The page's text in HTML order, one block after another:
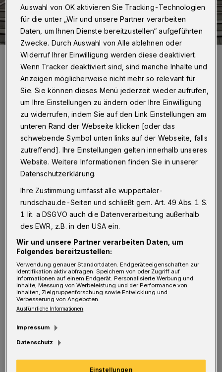
Auf der Treppe vor der BUndesbahndirektion könnte in Zukunft
von Roderich Trapp
F ür das, was am Döppersberg entstehen
soll, fand Uni-Kanzler Roland Kischkel
heute (1. Februar 2021) bei einer
Pressekonferenz aller Beteiligten im Barmer
Rathaus das schöne Bild einer „WG“, die sich
unter dem Dach des historischen Komplexes
in Wuppertaler Bestlage gründen soll.
Ankermieter wäre dabei die Stadt, die auf
10.000 Quadratmetern Fläche 790 Mitarbeiter
aus mehreren Ämtern zusammenziehen und
damit eine neue zentrale Service-Anlaufstelle
für Bürger schaffen will. Konkret sollen das
bisher am Steinweg in Barmen ansässige
Einwohnermeldeamt (ausgenommen die
Auswahl von OK aktivieren Sie Tracking-Technologien
für die unter „Wir und unsere Partner verarbeiten
Daten, um Ihnen Dienste bereitzustellen“ aufgeführten
Zwecke. Durch Auswahl von Alle ablehnen oder
Widerruf Ihrer Einwilligung werden diese deaktiviert.
Wenn Tracker deaktiviert sind, sind manche Inhalte und
Anzeigen möglicherweise nicht mehr so relevant für
Sie. Sie können dieses Menü jederzeit wieder aufrufen,
um Ihre Einstellungen zu ändern oder Ihre Einwilligung
zu widerrufen, indem Sie auf den Link Einstellungen am
unteren Rand der Webseite klicken [oder das
schwebende Symbol unten links auf der Webseite, falls
zutreffend]. Ihre Einstellungen gelten innerhalb unseres
Website. Weitere Informationen finden Sie in unserer
Datenschutzerklärung.
Ihre Zustimmung umfasst alle wuppertaler-
rundschau.de-Seiten und schließt gem. Art. 49 Abs. 1 S.
1 lit. a DSGVO auch die Datenverarbeitung außerhalb
des EWR, z.B. in den USA ein.
Wir und unsere Partner verarbeiten Daten, um
Folgendes bereitzustellen:
Verwendung genauer Standortdaten. Endgeräteeigenschaften zur
Identifikation aktiv abfragen. Speichern von oder Zugriff auf
Informationen auf einem Endgerät. Personalisierte Werbung und
Inhalte, Messung von Werbeleistung und der Performance von
Inhalten, Zielgruppenforschung sowie Entwicklung und
Verbesserung von Angeboten.
Ausführliche Informationen
Impressum
Datenschutz
Einstellungen